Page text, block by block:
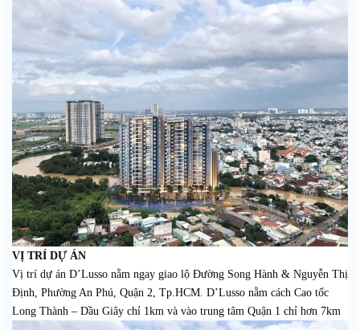
VỊ TRÍ DỰ ÁN
Vị trí dự án D’Lusso nằm ngay giao lộ Đường Song Hành & Nguyễn Thị
Định, Phường An Phú, Quận 2, Tp.HCM. D’Lusso nằm cách Cao tốc
Long Thành – Dầu Giây chỉ 1km và vào trung tâm Quận 1 chỉ hơn 7km